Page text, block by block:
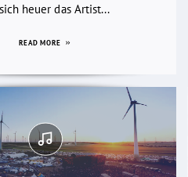
heuer das Artist...
READ MORE